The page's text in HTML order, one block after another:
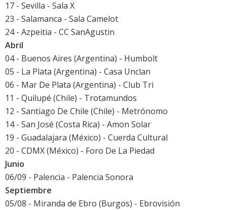
17 - Sevilla - Sala X
23 - Salamanca - Sala Camelot
24 - Azpeitia - CC SanAgustin
Abril
04 - Buenos Aires (Argentina) - Humbolt
05 - La Plata (Argentina) - Casa Unclan
06 - Mar De Plata (Argentina) - Club Tri
11 - Quilupé (Chile) - Trotamundos
12 - Santiago De Chile (Chile) - Metrónomo
14 - San José (Costa Rica) - Amon Solar
19 - Guadalajara (México) - Cuerda Cultural
20 - CDMX (México) - Foro De La Piedad
Junio
06/09 - Palencia - Palencia Sonora
Septiembre
05/08 - Miranda de Ebro (Burgos) - Ebrovisión